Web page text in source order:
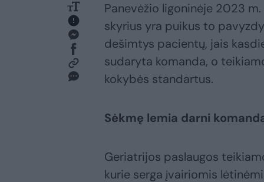
Panevėžio ligoninėje 2023
skyrius yra puikus to
dešimtys pacientų, jais
sudaryta komanda, o
kokybės standartus.
Sėkmę lemia darni
Geriatrijos paslaugos
kurie serga įvairiomis